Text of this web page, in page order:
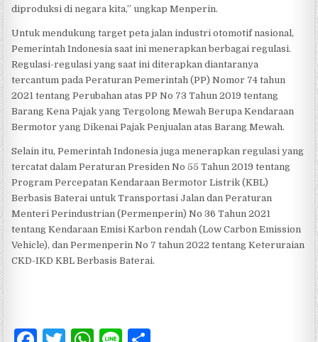
diproduksi di negara kita,” ungkap Menperin.
Untuk mendukung target peta jalan industri otomotif nasional,
Pemerintah Indonesia saat ini menerapkan berbagai regulasi.
Regulasi-regulasi yang saat ini diterapkan diantaranya
tercantum pada Peraturan Pemerintah (PP) Nomor 74 tahun
2021 tentang Perubahan atas PP No 73 Tahun 2019 tentang
Barang Kena Pajak yang Tergolong Mewah Berupa Kendaraan
Bermotor yang Dikenai Pajak Penjualan atas Barang Mewah.
Selain itu, Pemerintah Indonesia juga menerapkan regulasi yang
tercatat dalam Peraturan Presiden No 55 Tahun 2019 tentang
Program Percepatan Kendaraan Bermotor Listrik (KBL)
Berbasis Baterai untuk Transportasi Jalan dan Peraturan
Menteri Perindustrian (Permenperin) No 36 Tahun 2021
tentang Kendaraan Emisi Karbon rendah (Low Carbon Emission
Vehicle), dan Permenperin No 7 tahun 2022 tentang Keteruraian
CKD-IKD KBL Berbasis Baterai.